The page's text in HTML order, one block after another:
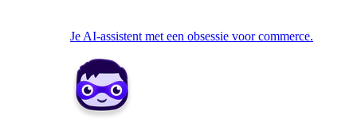
Je AI-assistent met een obsessie voor commerce.